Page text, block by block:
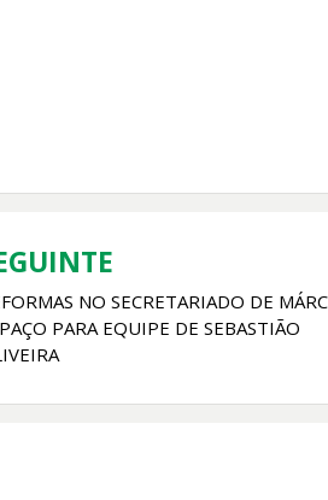
NO SECRETARIADO DE
PARA EQUIPE DE SEBASTIÃO